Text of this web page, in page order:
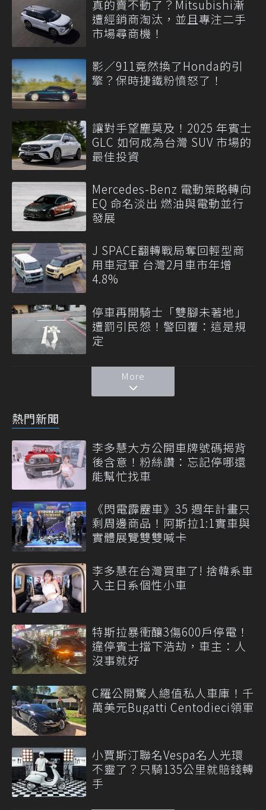
真的賣不動了？Mitsubishi漸
遭經銷商淘汰，並且專注二手
市場尋商機！
影／911竟然換了Honda的引
擎？保時捷鐵粉憤怒了！
讓對手望塵莫及！2025 年賓士
GLC 如何成為台灣 SUV 市場的
最佳投資
Mercedes-Benz 電動策略轉向
EQ 命名淡出 燃油與電動並行
發展
J SPACE翻轉戰局奪回輕型商
用車冠軍 台灣2月車市年增
4.8%
停車再開騎士「雙腳未著地」
遭罰引民怨！警回覆：這是規
定
More
熱門新聞
李多慧大方公開車牌號碼揭背
後含意！粉絲讚：忘記停哪還
能幫忙找車
《閃電霹靂車》35 週年計畫只
剩周邊商品！阿斯拉1:1實車與
實體展覽雙雙喊卡
李多慧在台灣買車了! 捨韓系車
入主日系個性小車
特斯拉暴衝釀3傷600戶停電！
違停賓士擋下浩劫，車主：人
沒事就好
C羅公開驚人總值私人車庫！千
萬美元Bugatti Centodieci領軍
小賈斯汀聯名Vespa名人光環
不靈了？只騎135公里就賠錢轉
手